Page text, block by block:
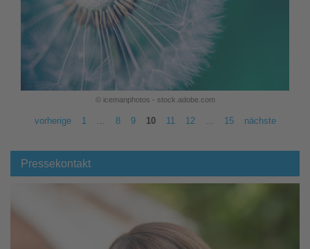
© icemanphotos - stock.adobe.com
vorherige 1 ... 8 9 10 11 12 ... 15 nächste
Pressekontakt